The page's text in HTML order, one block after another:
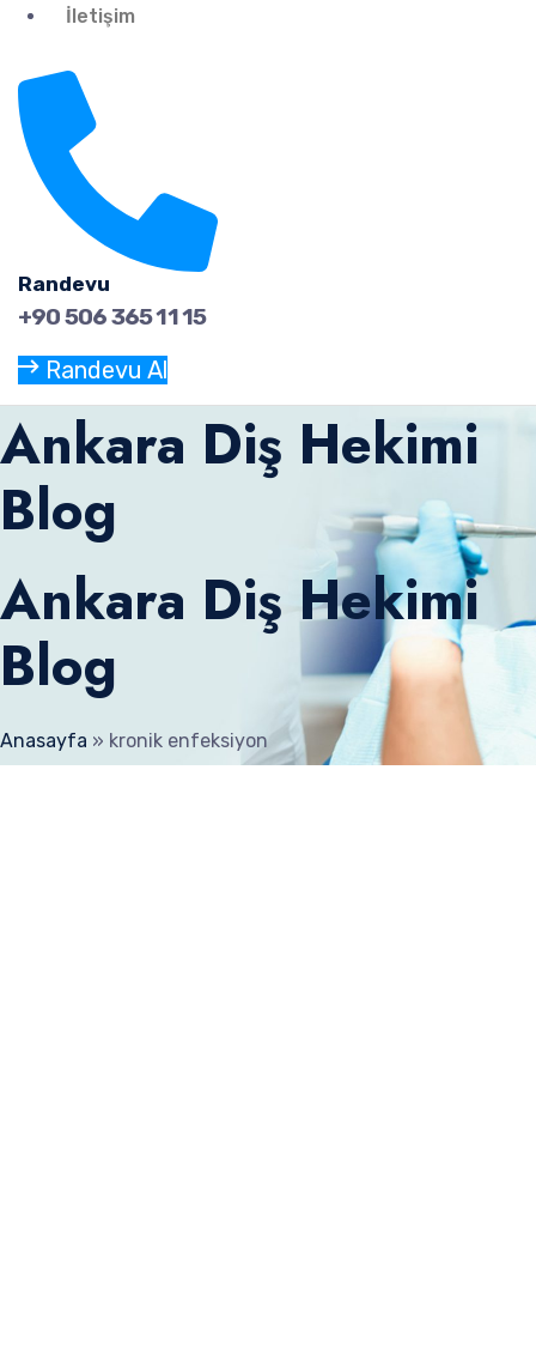
İletişim
Randevu
+90 506 365 11 15
Randevu Al
Ankara Diş Hekimi
Blog
Ankara Diş Hekimi
Blog
Anasayfa » kronik enfeksiyon